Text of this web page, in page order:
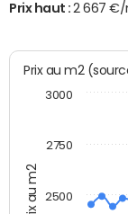
Prix haut :2 667 €/
Prix au m2
Prix au
3000
2500
2750